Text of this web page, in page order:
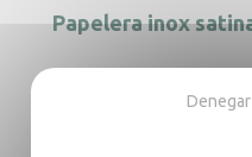
Papelera inox